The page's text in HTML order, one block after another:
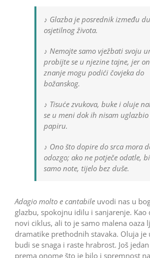
♪ Glazba je posrednik između
osjetilnog života.
♪ Nemojte samo vježbati svoju
probijte se u njezine tajne, jer
znanje mogu podići čovjeka do
božanskog.
♪ Tisuće zvukova, buke i oluje
se u meni dok ih nisam
papiru.
♪ Ono što dopire do srca mora
odozgo; ako ne potječe odatle,
samo note, tijelo bez duše.
Adagio molto e cantabile uvodi nas u
glazbu, spokojnu idilu i sanjarenje. Kao
novi ciklus, ali to je samo malena oaza
dramatike prethodnih stavaka. Oluja je
budi se snaga i raste hrabrost. Još
prema onome što je bilo i spremnost